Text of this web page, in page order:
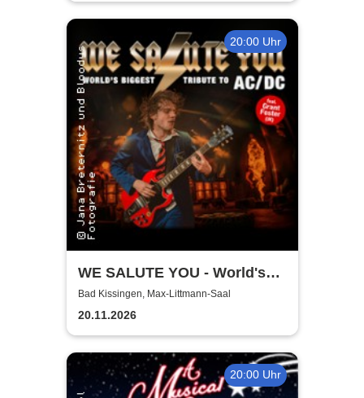
20:00 Uhr
WE SALUTE YOU - World's
biggest Tribute to AC/DC
Bad Kissingen, Max-Littmann-Saal
20.11.2026
20:00 Uhr